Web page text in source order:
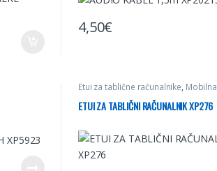
4,50€
Etui za tablične računalnike, Mobilna
ETUI ZA TABLIČNI RAČUNALNIK XP276